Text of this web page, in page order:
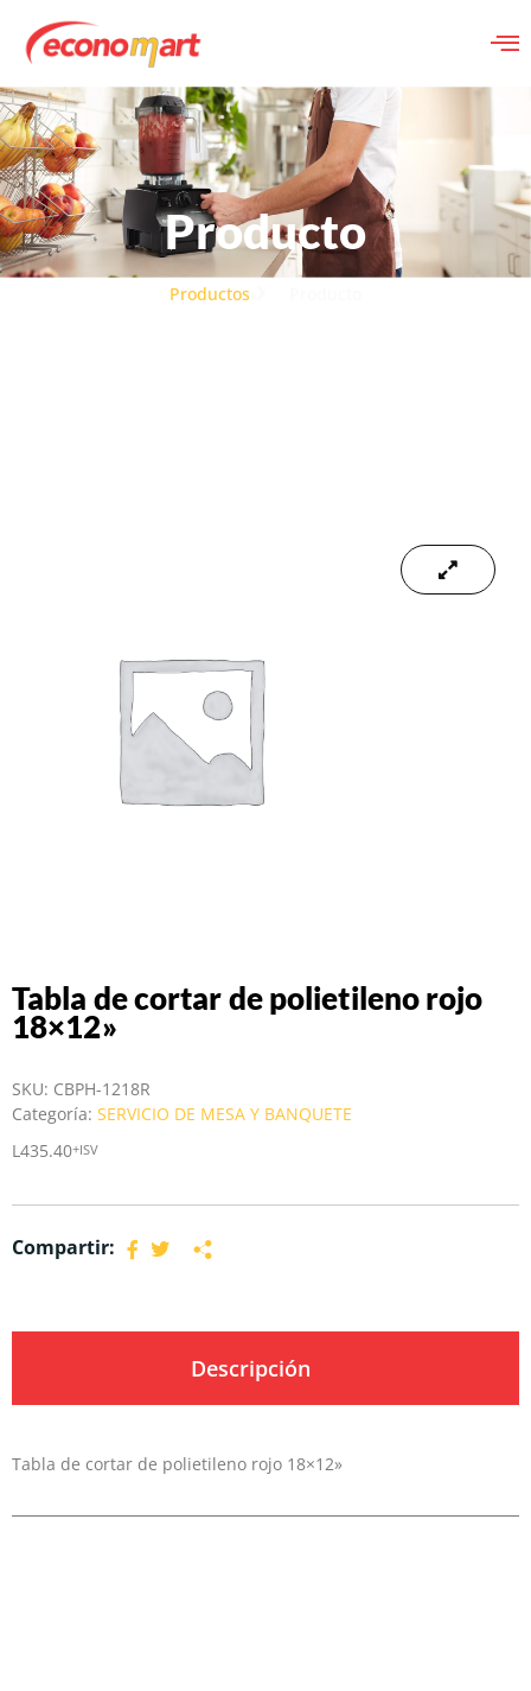
Producto
Productos
Tabla de cortar de polietileno rojo
18×12»
SKU: CBPH-1218R
Categoría: SERVICIO DE MESA Y BANQUETE
L 435.40+ISV
Compartir:
Descripción
Tabla de cortar de polietileno rojo 18×12»